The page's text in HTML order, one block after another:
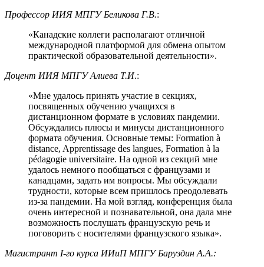
Профессор ИИЯ МПГУ Беликова Г.В.:
«Канадские коллеги располагают отличной
международной платформой для обмена опытом
практической образовательной деятельности».
Доцент ИИЯ МПГУ Алиева Т.И.:
«Мне удалось принять участие в секциях,
посвященных обучению учащихся в
дистанционном формате в условиях пандемии.
Обсуждались плюсы и минусы дистанционного
формата обучения. Основные темы: Formation à
distance, Apprentissage des langues, Formation à la
pédagogie universitaire. На одной из секций мне
удалось немного пообщаться с французами и
канадцами, задать им вопросы. Мы обсуждали
трудности, которые всем пришлось преодолевать
из-за пандемии. На мой взгляд, конференция была
очень интересной и познавательной, она дала мне
возможность послушать французскую речь и
поговорить с носителями французского языка».
Магистрант I-го курса ИИиП МПГУ Баруздин А.А.: